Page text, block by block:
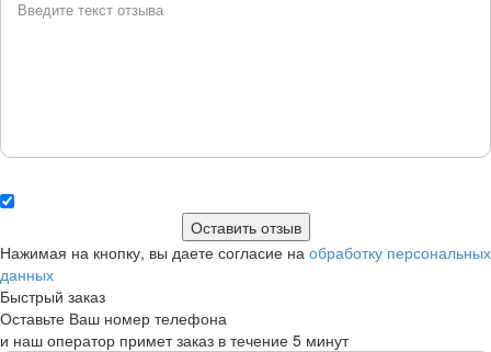
Нажимая на кнопку, вы даете согласие на обработку персональных
данных
Быстрый заказ
Оставьте Ваш номер телефона
и наш оператор примет заказ в течение 5 минут